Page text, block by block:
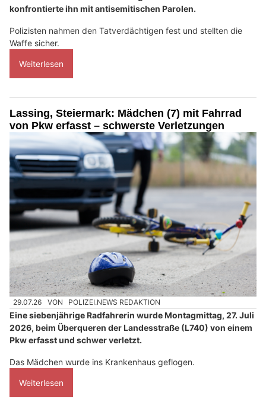
konfrontierte ihn mit antisemitischen Parolen.
Polizisten nahmen den Tatverdächtigen fest und stellten die
Waffe sicher.
Weiterlesen
Lassing, Steiermark: Mädchen (7) mit Fahrrad
von Pkw erfasst – schwerste Verletzungen
29.07.26 VON POLIZEI.NEWS REDAKTION
Eine siebenjährige Radfahrerin wurde Montagmittag, 27. Juli
2026, beim Überqueren der Landesstraße (L740) von einem
Pkw erfasst und schwer verletzt.
Das Mädchen wurde ins Krankenhaus geflogen.
Weiterlesen